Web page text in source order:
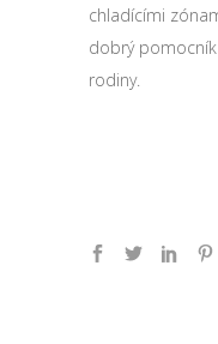
chladícími
dobrý
rodiny.